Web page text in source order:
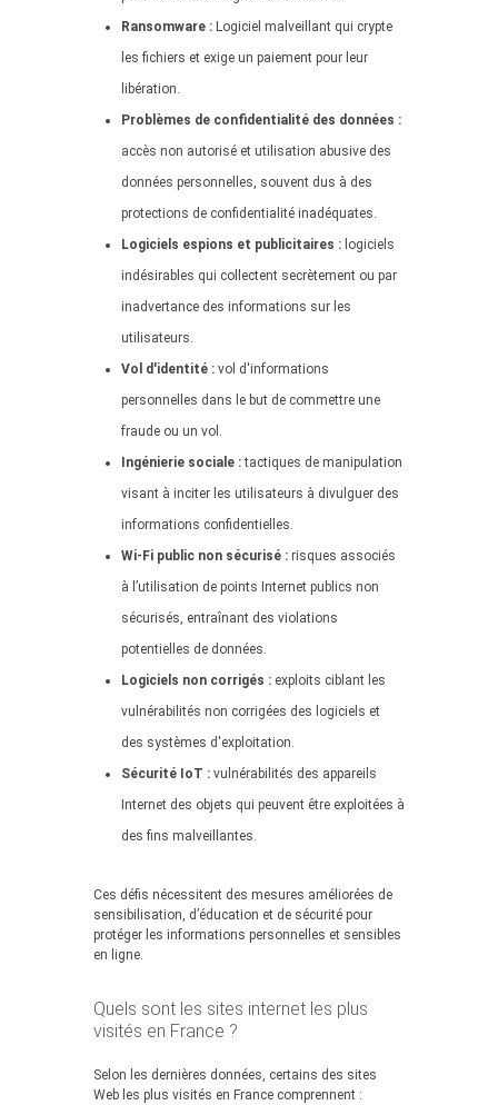
Ransomware : Logiciel malveillant qui crypte
les fichiers et exige un paiement pour leur
libération.
Problèmes de confidentialité des données :
accès non autorisé et utilisation abusive des
données personnelles, souvent dus à des
protections de confidentialité inadéquates.
Logiciels espions et publicitaires : logiciels
indésirables qui collectent secrètement ou par
inadvertance des informations sur les
utilisateurs.
Vol d'identité : vol d'informations
personnelles dans le but de commettre une
fraude ou un vol.
Ingénierie sociale :tactiques de manipulation
visant à inciter les utilisateurs à divulguer des
informations confidentielles.
Wi-Fi public non sécurisé : risques associés
à l’utilisation de points Internet publics non
sécurisés, entraînant des violations
potentielles de données.
Logiciels non corrigés : exploits ciblant les
vulnérabilités non corrigées des logiciels et
des systèmes d'exploitation.
Sécurité IoT : vulnérabilités des appareils
Internet des objets qui peuvent être exploitées à
des fins malveillantes.
Ces défis nécessitent des mesures améliorées de
sensibilisation, d’éducation et de sécurité pour
protéger les informations personnelles et sensibles
en ligne.
Quels sont les sites internet les plus
visités en France ?
Selon les dernières données, certains des sites
Web les plus visités en France comprennent :